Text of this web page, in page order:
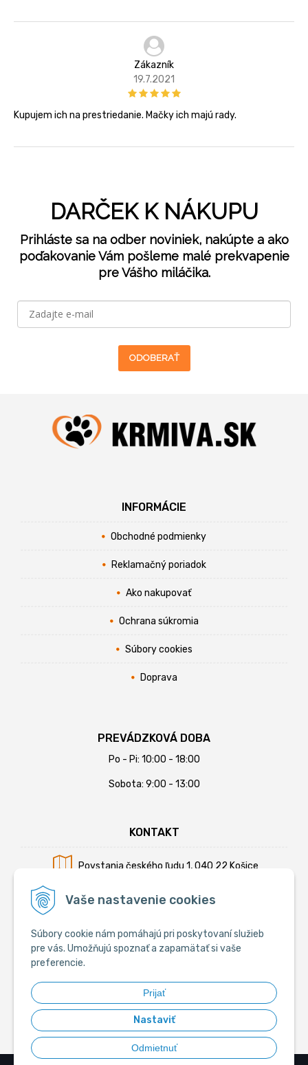
Vaše nastavenie cookies
Súbory cookie nám pomáhajú pri poskytovaní služieb
pre vás. Umožňujú spoznať a zapamätať si vaše
preferencie.
Prijať
Nastaviť
Odmietnuť
Zákazník
19.7.2021
Kupujem ich na prestriedanie. Mačky ich majú rady.
DARČEK K NÁKUPU
Prihláste sa na odber noviniek, nakúpte a ako
poďakovanie Vám pošleme malé prekvapenie
pre Vášho miláčika.
ODOBERAŤ
INFORMÁCIE
Obchodné podmienky
Reklamačný poriadok
Ako nakupovať
Ochrana súkromia
Súbory cookies
Doprava
PREVÁDZKOVÁ DOBA
Po - Pi: 10:00 - 18:00
Sobota: 9:00 - 13:00
KONTAKT
Povstania českého ľudu 1, 040 22 Košice
Mobil:+421 902 794 355
E-mail:info@krmiva.sk